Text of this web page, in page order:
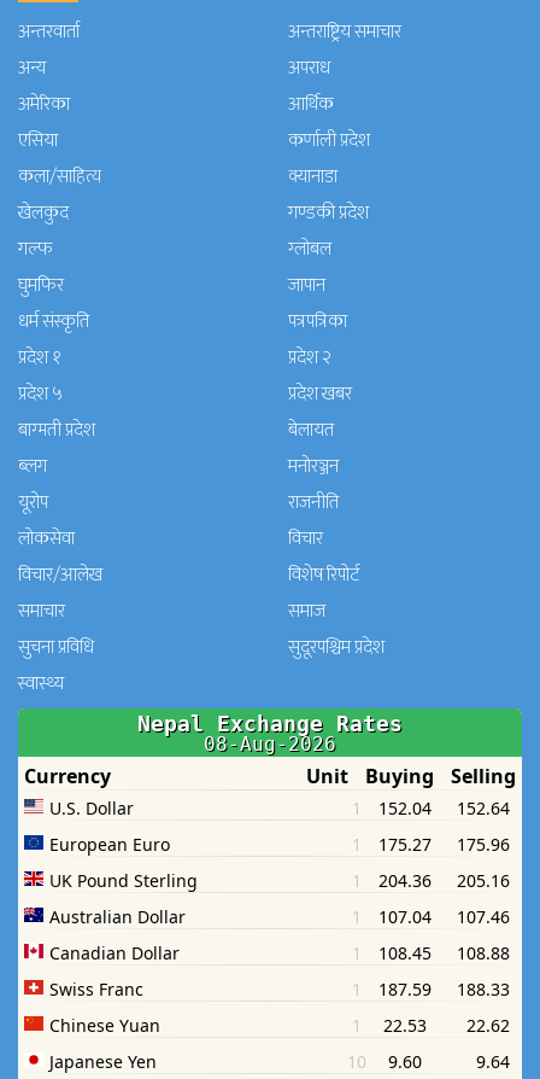
अन्तरवार्ता
अन्तराष्ट्रिय समाचार
अन्य
अपराध
अमेरिका
आर्थिक
एसिया
कर्णाली प्रदेश
कला/साहित्य
क्यानाडा
खेलकुद
गण्डकी प्रदेश
गल्फ
ग्लोबल
घुमफिर
जापान
धर्म संस्कृति
पत्रपत्रिका
प्रदेश १
प्रदेश २
प्रदेश ५
प्रदेश खबर
बाग्मती प्रदेश
बेलायत
ब्लग
मनाेरञ्जन
यूरोप
राजनीति
लोकसेवा
विचार
विचार/आलेख
विशेष रिपोर्ट
समाचार
समाज
सुचना प्रविधि
सुदूरपश्चिम प्रदेश
स्वास्थ्य